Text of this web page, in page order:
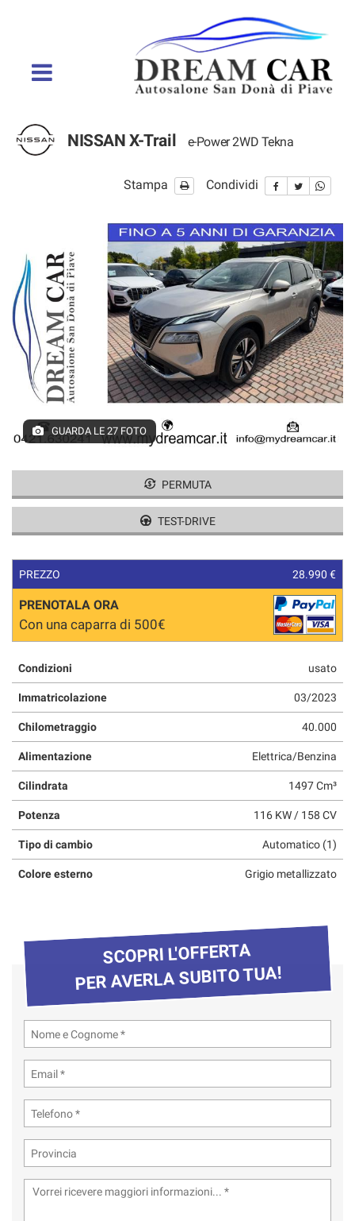
VENDITA AUTO
ACQUISTIAMO IL TUO
USATO
NISSAN X-Trail e-Power 2WD Tekna
Stampa Condividi
GUARDA LE 27 FOTO
PERMUTA
TEST-DRIVE
PREZZO 28.990 €
PRENOTALA ORA
Con una caparra di 500€
Condizioni usato
Immatricolazione 03/2023
Chilometraggio 40.000
Alimentazione Elettrica/Benzina
Cilindrata 1497 Cm³
Potenza 116 KW / 158 CV
Tipo di cambio Automatico (1)
Colore esterno Grigio metallizzato
SCOPRI L'OFFERTA
PER AVERLA SUBITO TUA!